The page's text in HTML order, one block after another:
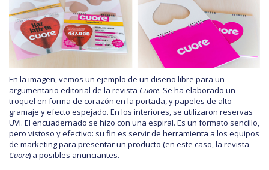
En la imagen, vemos un ejemplo de un diseño libre para un
argumentario editorial de la revista Cuore. Se ha elaborado un
troquel en forma de corazón en la portada, y papeles de alto
gramaje y efecto espejado. En los interiores, se utilizaron reservas
UVI. El encuadernado se hizo con una espiral. Es un formato sencillo,
pero vistoso y efectivo: su fin es servir de herramienta a los equipos
de marketing para presentar un producto (en este caso, la revista
Cuore) a posibles anunciantes.